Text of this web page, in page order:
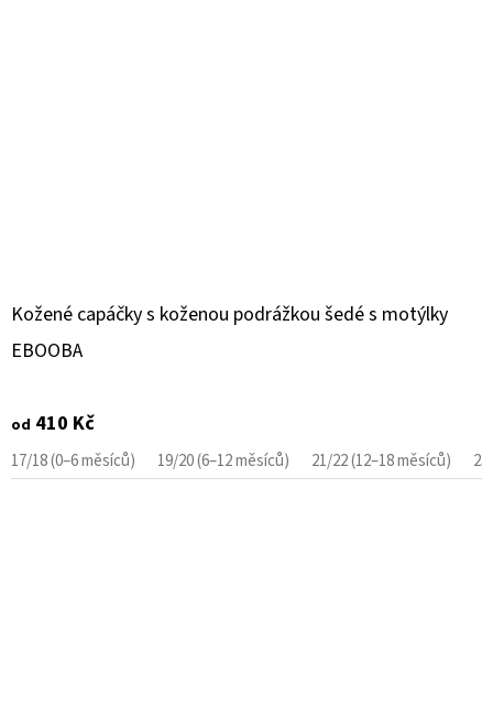
Kožené capáčky s koženou podrážkou šedé s motýlky
EBOOBA
od 410 Kč
17/18 (0–6 měsíců) 19/20 (6–12 měsíců) 21/22 (12–18 měsíců)